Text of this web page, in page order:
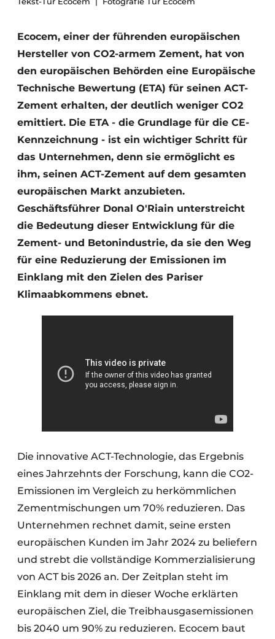
Ein Stellenangebot registrieren
Ecocem, einer der führenden europäischen
Hersteller von CO2-armem Zement, hat von
den europäischen Behörden eine Europäische
Technische Bewertung (ETA) für seinen ACT-
Zement erhalten, der deutlich weniger CO2
emittiert. Die ETA - die Grundlage für die CE-
Kennzeichnung - ist ein wichtiger Schritt für
das Unternehmen, denn sie ermöglicht es
ihm, seinen ACT-Zement auf dem gesamten
europäischen Markt anzubieten.
Geschäftsführer Donal O'Riain unterstreicht
die Bedeutung dieser Entwicklung für die
Zement- und Betonindustrie, da sie den Weg
für eine Reduzierung der Emissionen im
Einklang mit den Zielen des Pariser
Klimaabkommens ebnet.
Die innovative ACT-Technologie, das Ergebnis
eines Jahrzehnts der Forschung, kann die CO2-
Emissionen im Vergleich zu herkömmlichen
Zementmischungen um 70% reduzieren. Das
Unternehmen rechnet damit, seine ersten
europäischen Kunden im Jahr 2024 zu beliefern
und strebt die vollständige Kommerzialisierung
von ACT bis 2026 an. Der Zeitplan steht im
Einklang mit dem in dieser Woche erklärten
europäischen Ziel, die Treibhausgasemissionen
bis 2040 um 90% zu reduzieren. Ecocem baut